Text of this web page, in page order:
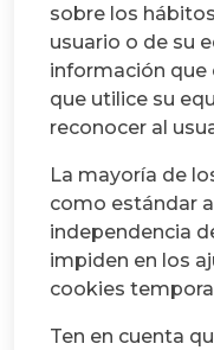
sobre los
usuario o de su
información que
que utilice su
reconocer al
La mayoría de
como estándar
independencia
impiden en los
cookies
Ten en cuenta